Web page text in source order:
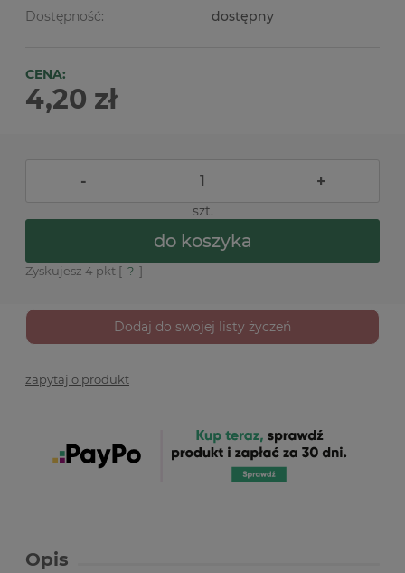
Dostępność:
dostępny
CENA:
4,20 zł
- +
szt.
do koszyka
Zyskujesz 4 pkt [ ? ]
Dodaj do swojej listy życzeń
zapytaj o produkt
Opis